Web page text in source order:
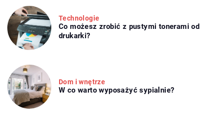
Technologie
Co możesz zrobić z pustymi tonerami od
drukarki?
Dom i wnętrze
W co warto wyposażyć sypialnie?